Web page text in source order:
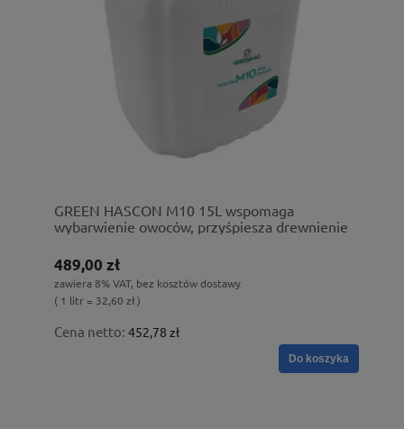
GREEN HASCON M10 15L wspomaga
wybarwienie owoców, przyśpiesza drewnienie
489,00 zł
zawiera 8% VAT, bez kosztów dostawy
( 1 litr = 32,60 zł )
Cena netto: 452,78 zł
Do koszyka